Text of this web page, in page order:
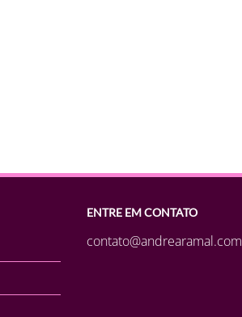
ENTRE EM CONTATO
contato@andrearamal.com